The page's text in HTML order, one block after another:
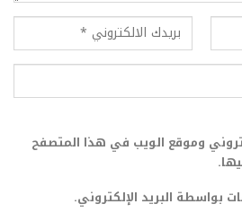
وموقع الويب في هذا المتصفح
بواسطة البريد الإلكتروني.